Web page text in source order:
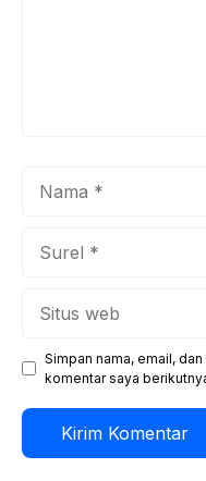
Simpan nama, email,
komentar saya